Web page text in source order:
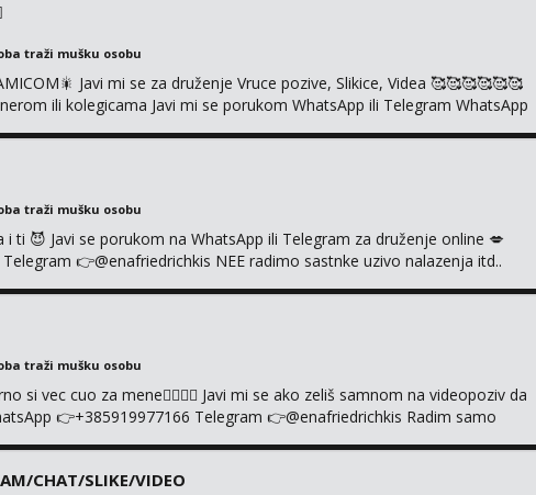
traži mušku osobu
Javi mi se za druženje Vruce pozive, Slikice, Videa 🥰🥰🥰🥰🥰🥰
ili kolegicama Javi mi se porukom WhatsApp ili Telegram WhatsApp
traži mušku osobu
i ti 😈 Javi se porukom na WhatsApp ili Telegram za druženje online 💋
👉@enafriedrichkis NEE radimo sastnke uzivo nalazenja itd..
traži mušku osobu
si vec cuo za mene❤️‍🔥❤️‍🔥 Javi mi se ako zeliš samnom na videopoziv da
👉+385919977166 Telegram 👉@enafriedrichkis Radim samo
CHAT/SLIKE/VIDEO